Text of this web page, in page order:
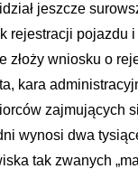
jeszcze
rejestracji pojazdu
złoży wniosku o
kara
zajmujących
wynosi dwa
tak zwanych